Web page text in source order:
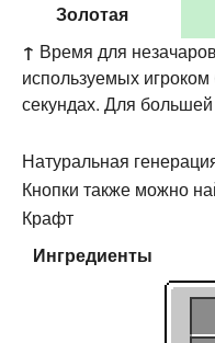
Золотая
↑ Время для
используемых
секундах. Для
Натуральная
Кнопки также можно
Крафт
Ингредиенты